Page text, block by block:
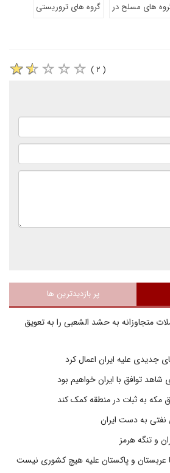
های مسلح در گروه های تروریستی
( ۲ )
پر بازدیدترین ها
متجاوزانه به حشد الشعبی را به تعویق
جدیدی علیه ایران اعمال کرد
توافق با ایران خواهیم بود
مکه به ثبات در منطقه کمک کند
و تنگه هرمز
عربستان و پاکستان علیه هیچ کشوری نیست